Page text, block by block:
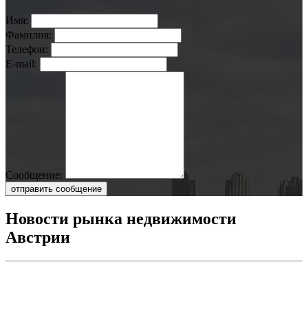
Имя:
Фамилия:
Телефон:
E-mail:
Сообщение:
отправить сообщение
Новости рынка недвижимости
Австрии